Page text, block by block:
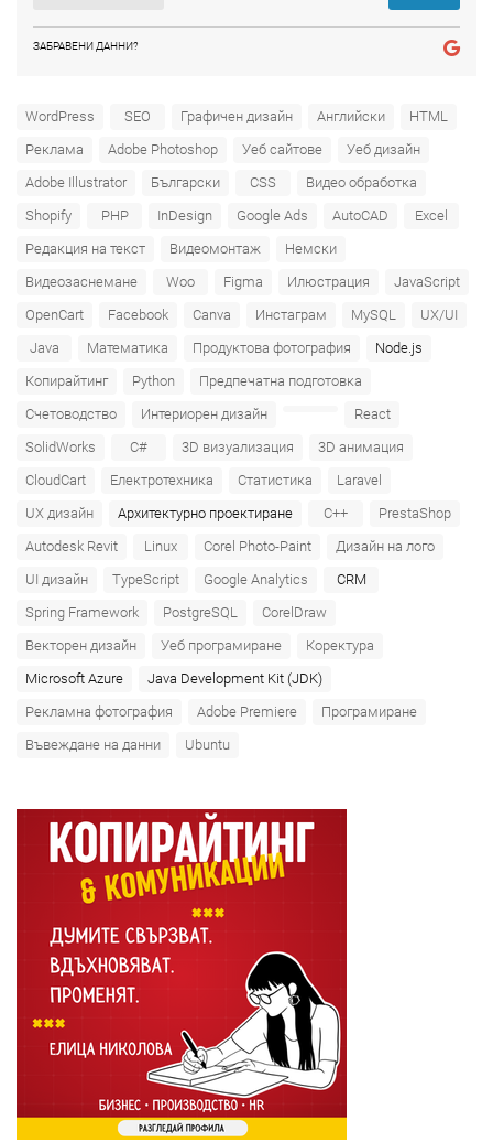
ЗАБРАВЕНИ ДАННИ?
WordPress SEO Графичен дизайн Английски
HTML
Реклама
Adobe Photoshop Уеб сайтове
Уеб дизайн
Adobe Illustrator
Български CSS
Видео обработка
Shopify
PHP InDesign Google Ads AutoCAD
Excel
Редакция на текст
Видеомонтаж
Немски
Видеозаснемане
Woo Figma Илюстрация
JavaScript
OpenCart
Facebook Canva Инстаграм MySQL
UX/UI
Java
Математика Продуктова фотография
Node.js
Копирайтинг
Python
Предпечатна подготовка
Счетоводство
Интериорен дизайн
React
SolidWorks
C# 3D визуализация
3D анимация
CloudCart
Електротехника Статистика
Laravel
UX дизайн
Архитектурно проектиране C++
PrestaShop
Autodesk Revit
Linux Corel Photo-Paint
Дизайн на лого
UI дизайн
TypeScript Google Analytics
CRM
Spring Framework
PostgreSQL
CorelDraw
Векторен дизайн
Уеб програмиране
Коректура
Microsoft Azure‎
Java Development Kit (JDK)
Рекламна фотография
Adobe Premiere
Програмиране
Въвеждане на данни
Ubuntu